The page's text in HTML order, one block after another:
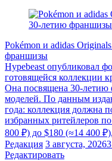
Pokémon и adidas
франшизы
Hypebeast опубликовал
готовящейся коллекции
Она посвящена 30-летию
моделей. По данным
года: коллекция должна
избранных ритейлеров
800 ₽) до $180 (≈14 400
Редакция 3 августа, 2026
Редактировать